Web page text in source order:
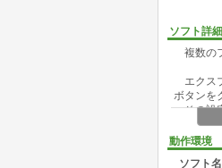
ソフト詳
複数の
エクス
ボタンを
その設定
また、
したコピ
何度も同
動作環境
ソフト名